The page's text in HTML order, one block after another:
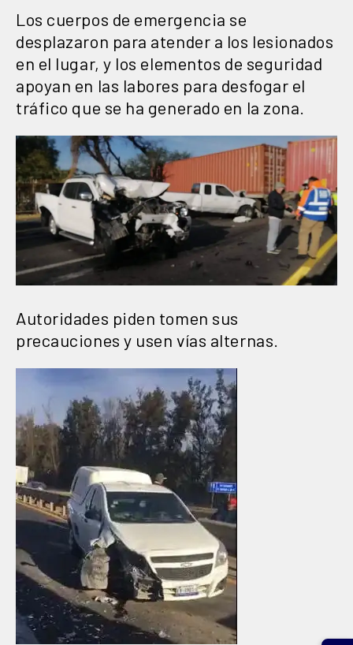
Los cuerpos de emergencia se
desplazaron para atender a los lesionados
en el lugar, y los elementos de seguridad
apoyan en las labores para desfogar el
tráfico que se ha generado en la zona.
Autoridades piden tomen sus
precauciones y usen vías alternas.